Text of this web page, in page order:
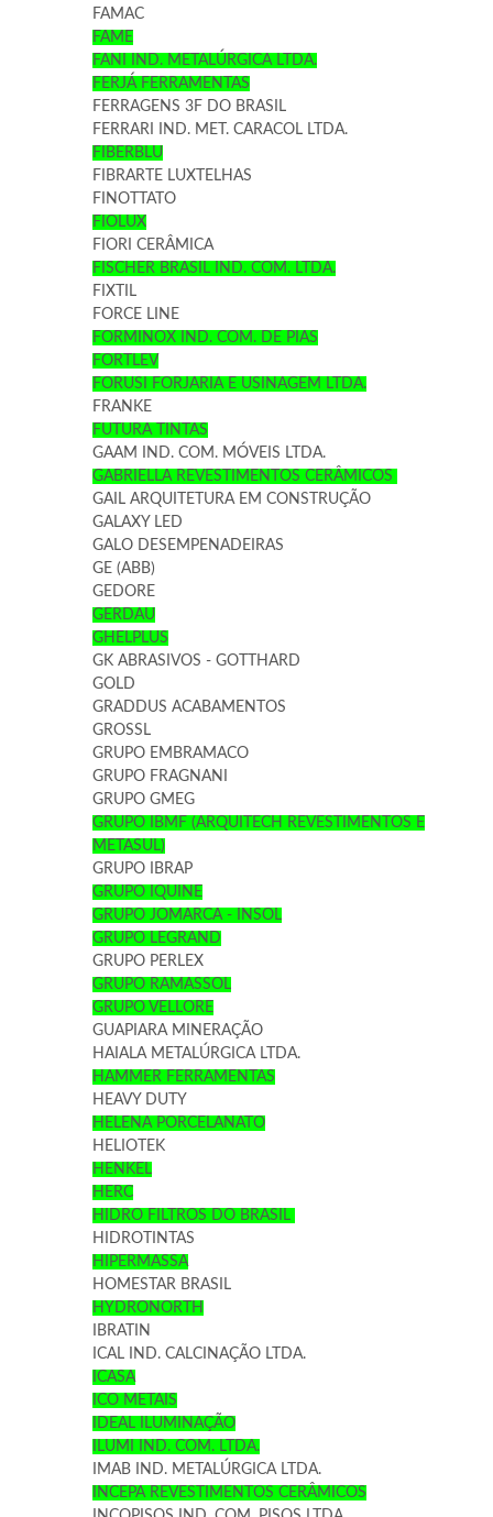
FAMAC
FAME
FANI IND. METALÚRGICA LTDA.
FERJÁ FERRAMENTAS
FERRAGENS 3F DO BRASIL
FERRARI IND. MET. CARACOL LTDA.
FIBERBLU
FIBRARTE LUXTELHAS
FINOTTATO
FIOLUX
FIORI CERÂMICA
FISCHER BRASIL IND. COM. LTDA.
FIXTIL
FORCE LINE
FORMINOX IND. COM. DE PIAS
FORTLEV
FORUSI FORJARIA E USINAGEM LTDA.
FRANKE
FUTURA TINTAS
GAAM IND. COM. MÓVEIS LTDA.
GABRIELLA REVESTIMENTOS CERÂMICOS
GAIL ARQUITETURA EM CONSTRUÇÃO
GALAXY LED
GALO DESEMPENADEIRAS
GE (ABB)
GEDORE
GERDAU
GHELPLUS
GK ABRASIVOS - GOTTHARD
GOLD
GRADDUS ACABAMENTOS
GROSSL
GRUPO EMBRAMACO
GRUPO FRAGNANI
GRUPO GMEG
GRUPO IBMF (ARQUITECH REVESTIMENTOS E
METASUL)
GRUPO IBRAP
GRUPO IQUINE
GRUPO JOMARCA - INSOL
GRUPO LEGRAND
GRUPO PERLEX
GRUPO RAMASSOL
GRUPO VELLORE
GUAPIARA MINERAÇÃO
HAIALA METALÚRGICA LTDA.
HAMMER FERRAMENTAS
HEAVY DUTY
HELENA PORCELANATO
HELIOTEK
HENKEL
HERC
HIDRO FILTROS DO BRASIL
HIDROTINTAS
HIPERMASSA
HOMESTAR BRASIL
HYDRONORTH
IBRATIN
ICAL IND. CALCINAÇÃO LTDA.
ICASA
ICO METAIS
IDEAL ILUMINAÇÃO
ILUMI IND. COM. LTDA.
IMAB IND. METALÚRGICA LTDA.
INCEPA REVESTIMENTOS CERÂMICOS